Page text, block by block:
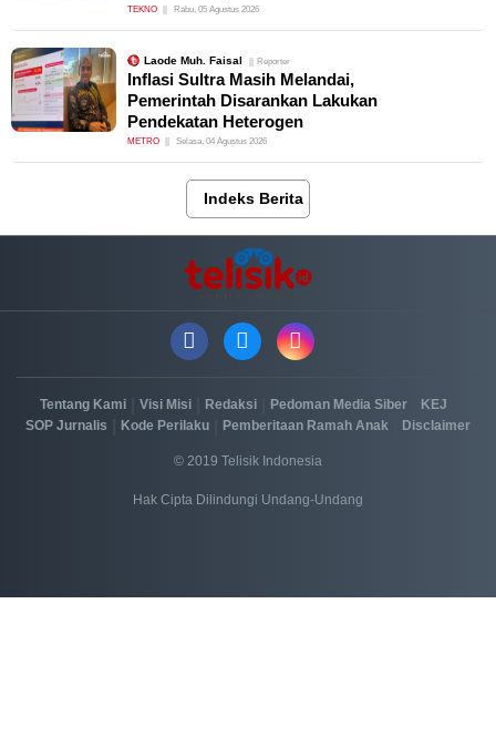
TEKNO Rabu, 05 Agustus 2026
Laode Muh. Faisal Reporter
Inflasi Sultra Masih Melandai,
Pemerintah Disarankan Lakukan
Pendekatan Heterogen
METRO Selasa, 04 Agustus 2026
Indeks Berita
Tentang Kami Visi Misi Redaksi Pedoman Media Siber KEJ
SOP Jurnalis Kode Perilaku Pemberitaan Ramah Anak Disclaimer
© 2019 Telisik Indonesia
Hak Cipta Dilindungi Undang-Undang